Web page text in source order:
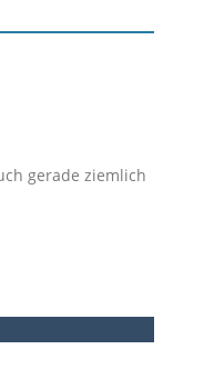
gerade ziemlich